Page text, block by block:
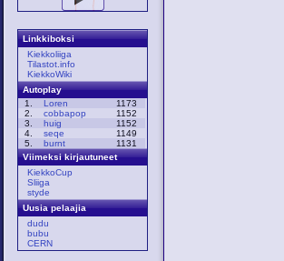
Linkkiboksi
Kiekkoliiga
Tilastot.info
KiekkoWiki
Autoplay
1.
Loren
1173
2.
cobbapop
1152
3.
huig
1152
4.
seqe
1149
5.
burnt
1131
Viimeksi kirjautuneet
KiekkoCup
Sliiga
styde
Uusia pelaajia
dudu
bubu
CERN